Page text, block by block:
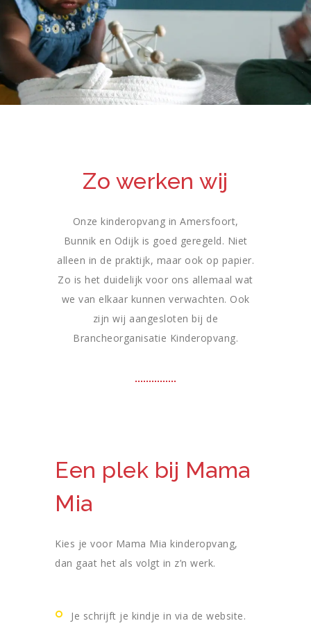
Zo werken wij
Onze kinderopvang in Amersfoort,
Bunnik en Odijk is goed geregeld. Niet
alleen in de praktijk, maar ook op papier.
Zo is het duidelijk voor ons allemaal wat
we van elkaar kunnen verwachten. Ook
zijn wij aangesloten bij de
Brancheorganisatie Kinderopvang.
Een plek bij Mama
Mia
Kies je voor Mama Mia kinderopvang,
dan gaat het als volgt in z’n werk.
Je schrijft je kindje in via de website.